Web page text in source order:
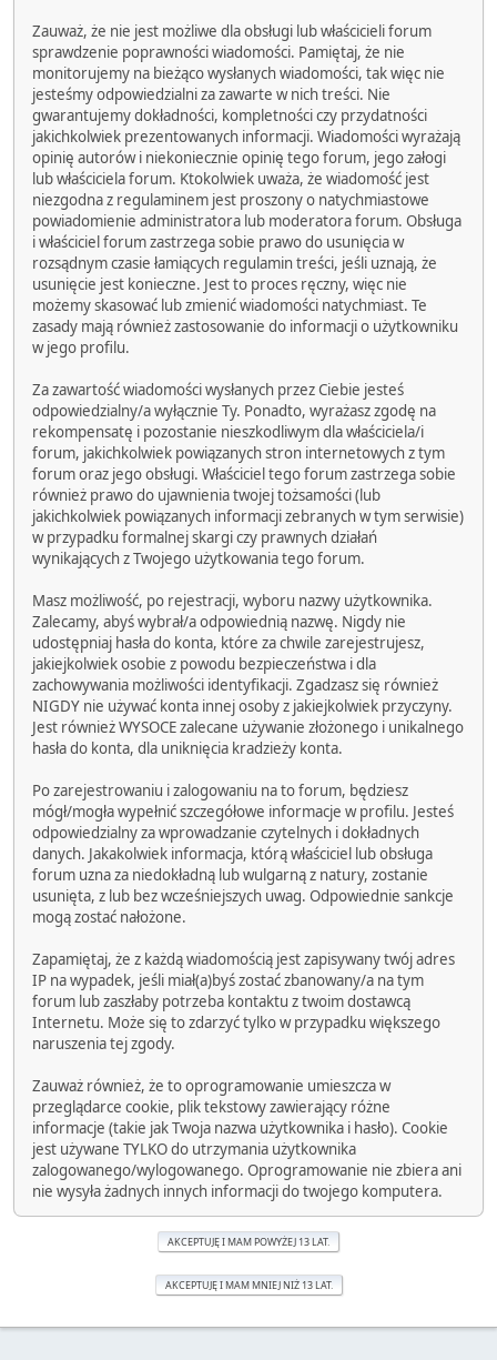
Zauważ, że nie jest możliwe dla obsługi lub właścicieli forum
sprawdzenie poprawności wiadomości. Pamiętaj, że nie
monitorujemy na bieżąco wysłanych wiadomości, tak więc nie
jesteśmy odpowiedzialni za zawarte w nich treści. Nie
gwarantujemy dokładności, kompletności czy przydatności
jakichkolwiek prezentowanych informacji. Wiadomości wyrażają
opinię autorów i niekoniecznie opinię tego forum, jego załogi
lub właściciela forum. Ktokolwiek uważa, że wiadomość jest
niezgodna z regulaminem jest proszony o natychmiastowe
powiadomienie administratora lub moderatora forum. Obsługa
i właściciel forum zastrzega sobie prawo do usunięcia w
rozsądnym czasie łamiących regulamin treści, jeśli uznają, że
usunięcie jest konieczne. Jest to proces ręczny, więc nie
możemy skasować lub zmienić wiadomości natychmiast. Te
zasady mają również zastosowanie do informacji o użytkowniku
w jego profilu.
Za zawartość wiadomości wysłanych przez Ciebie jesteś
odpowiedzialny/a wyłącznie Ty. Ponadto, wyrażasz zgodę na
rekompensatę i pozostanie nieszkodliwym dla właściciela/i
forum, jakichkolwiek powiązanych stron internetowych z tym
forum oraz jego obsługi. Właściciel tego forum zastrzega sobie
również prawo do ujawnienia twojej tożsamości (lub
jakichkolwiek powiązanych informacji zebranych w tym serwisie)
w przypadku formalnej skargi czy prawnych działań
wynikających z Twojego użytkowania tego forum.
Masz możliwość, po rejestracji, wyboru nazwy użytkownika.
Zalecamy, abyś wybrał/a odpowiednią nazwę. Nigdy nie
udostępniaj hasła do konta, które za chwile zarejestrujesz,
jakiejkolwiek osobie z powodu bezpieczeństwa i dla
zachowywania możliwości identyfikacji. Zgadzasz się również
NIGDY nie używać konta innej osoby z jakiejkolwiek przyczyny.
Jest również WYSOCE zalecane używanie złożonego i unikalnego
hasła do konta, dla uniknięcia kradzieży konta.
Po zarejestrowaniu i zalogowaniu na to forum, będziesz
mógł/mogła wypełnić szczegółowe informacje w profilu. Jesteś
odpowiedzialny za wprowadzanie czytelnych i dokładnych
danych. Jakakolwiek informacja, którą właściciel lub obsługa
forum uzna za niedokładną lub wulgarną z natury, zostanie
usunięta, z lub bez wcześniejszych uwag. Odpowiednie sankcje
mogą zostać nałożone.
Zapamiętaj, że z każdą wiadomością jest zapisywany twój adres
IP na wypadek, jeśli miał(a)byś zostać zbanowany/a na tym
forum lub zaszłaby potrzeba kontaktu z twoim dostawcą
Internetu. Może się to zdarzyć tylko w przypadku większego
naruszenia tej zgody.
Zauważ również, że to oprogramowanie umieszcza w
przeglądarce cookie, plik tekstowy zawierający różne
informacje (takie jak Twoja nazwa użytkownika i hasło). Cookie
jest używane TYLKO do utrzymania użytkownika
zalogowanego/wylogowanego. Oprogramowanie nie zbiera ani
nie wysyła żadnych innych informacji do twojego komputera.